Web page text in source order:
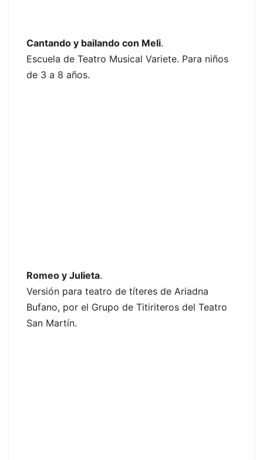
Cantando y bailando con Meli.
Escuela de Teatro Musical Variete. Para niños
de 3 a 8 años.
Romeo y Julieta.
Versión para teatro de títeres de Ariadna
Bufano, por el Grupo de Titiriteros del Teatro
San Martín.